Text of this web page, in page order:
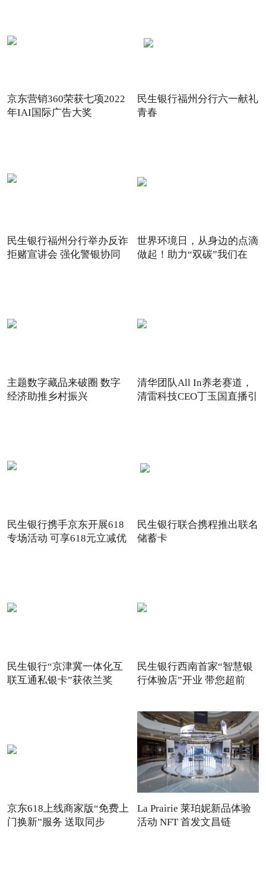
京东营销360荣获七项2022
年IAI国际广告大奖
民生银行福州分行六一献礼
青春
民生银行福州分行举办反诈
拒赌宣讲会 强化警银协同
世界环境日，从身边的点滴
做起！助力“双碳”我们在
主题数字藏品来破圈 数字
经济助推乡村振兴
清华团队All In养老赛道，
清雷科技CEO丁玉国直播引
民生银行携手京东开展618
专场活动 可享618元立减优
民生银行联合携程推出联名
储蓄卡
民生银行“京津冀一体化互
联互通私银卡”获依兰奖
民生银行西南首家“智慧银
行体验店”开业 带您超前
京东618上线商家版“免费上
门换新”服务 送取同步
La Prairie 莱珀妮新品体验
活动 NFT 首发文昌链